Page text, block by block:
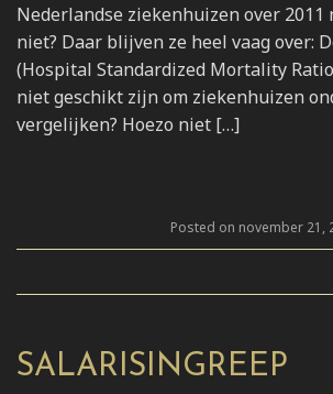
Nederlandse ziekenhuizen over 2011
niet? Daar blijven ze heel vaag over:
(Hospital Standardized Mortality
niet geschikt zijn om ziekenhuizen
vergelijken? Hoezo niet […]
Posted on november 21,
SALARISINGREEP